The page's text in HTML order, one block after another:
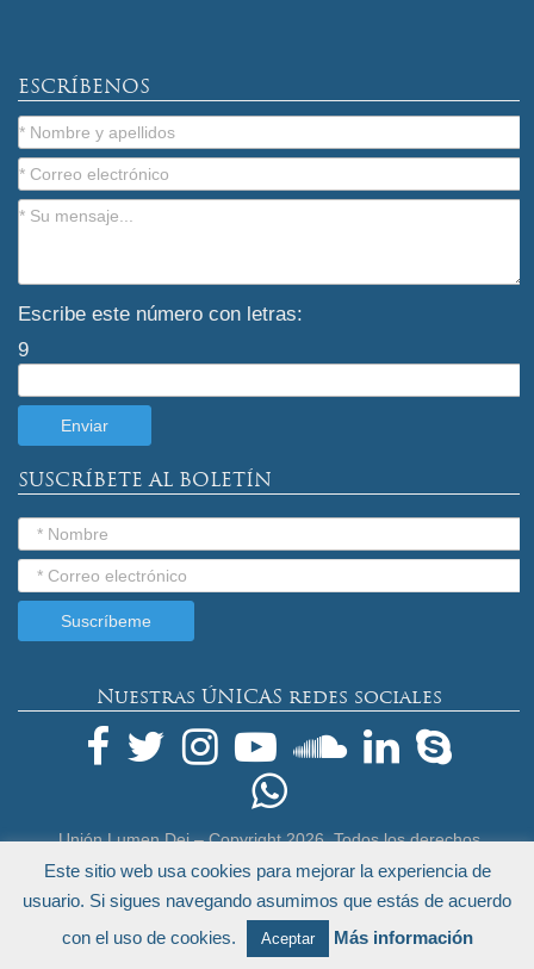
ESCRÍBENOS
Escribe este número con letras:
9
SUSCRÍBETE AL BOLETÍN
Nuestras ÚNICAS redes sociales
Unión Lumen Dei – Copyright2026. Todos los derechos
reservados.
Términos Legales y Política de Privacidad
Endeos.com
Este sitio web usa cookies para mejorar la experiencia de
usuario. Si sigues navegando asumimos que estás de acuerdo
con el uso de cookies.
Aceptar Más información